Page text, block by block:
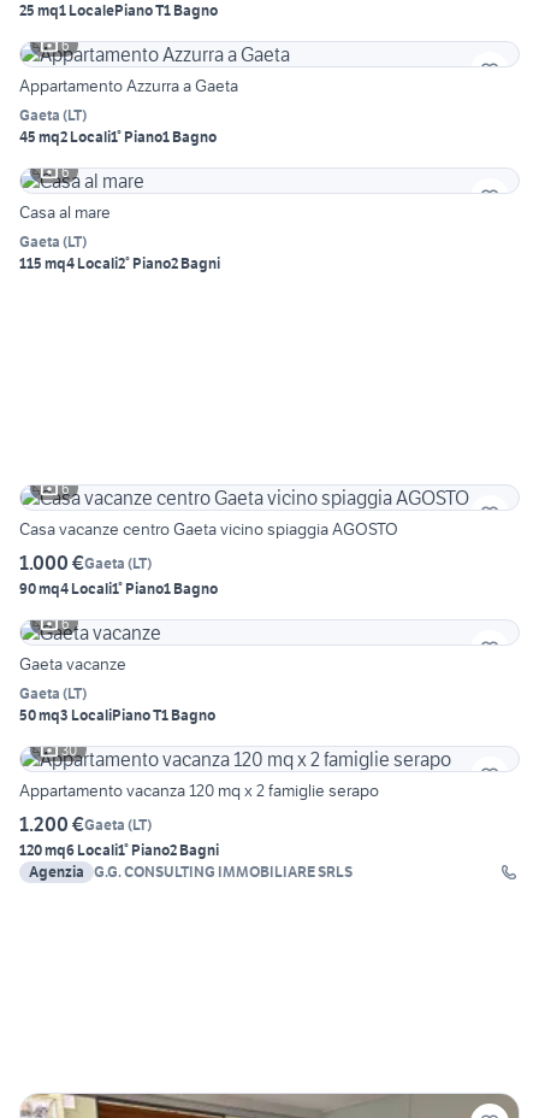
25 mq1 LocalePiano T1 Bagno
6
Appartamento Azzurra a Gaeta
Gaeta (LT)
45 mq2 Locali1° Piano1 Bagno
6
Casa al mare
Gaeta (LT)
115 mq4 Locali2° Piano2 Bagni
6
Casa vacanze centro Gaeta vicino spiaggia AGOSTO
1.000 €Gaeta (LT)
90 mq4 Locali1° Piano1 Bagno
6
Gaeta vacanze
Gaeta (LT)
50 mq3 LocaliPiano T1 Bagno
30
Appartamento vacanza 120 mq x 2 famiglie serapo
1.200 €Gaeta (LT)
120 mq6 Locali1° Piano2 Bagni
Agenzia G.G. CONSULTING IMMOBILIARE SRLS